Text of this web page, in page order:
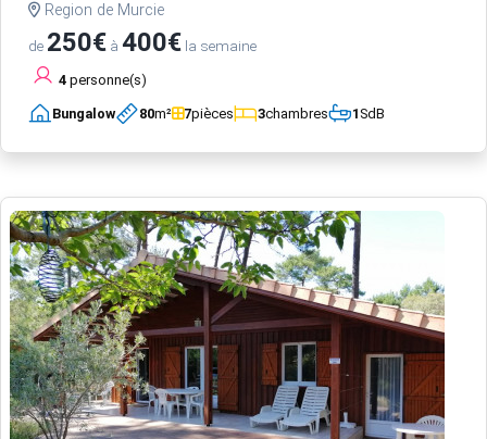
Region de Murcie
de 250€ à 400€ la semaine
4 personne(s)
Bungalow 80m² 7pièces 3chambres 1SdB